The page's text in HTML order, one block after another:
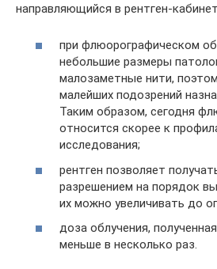
направляющийся в рентген-
при флюорографическом
небольшие размеры
малозаметные нити,
малейших подозрений
Таким образом, сегодня
относится скорее к
исследования;
рентген позволяет
разрешением на порядок
их можно увеличивать до
доза облучения,
меньше в несколько раз.